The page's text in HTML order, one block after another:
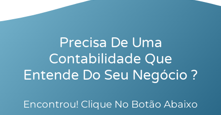
Precisa De Uma
Contabilidade Que
Entende Do Seu Negócio ?
Encontrou! Clique No Botão Abaixo